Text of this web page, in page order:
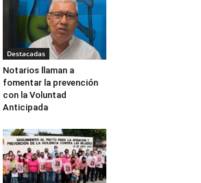
Destacadas
Notarios llaman a
fomentar la prevención
con la Voluntad
Anticipada